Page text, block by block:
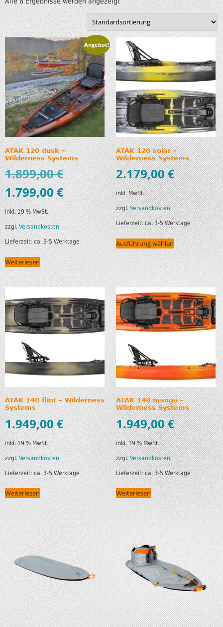
Angebot!
ATAK 120 dusk –
Wilderness Systems
1.899,00€
1.799,00€
inkl. 19 % MwSt.
zzgl.Versandkosten
Lieferzeit:ca. 3-5 Werktage
Weiterlesen
ATAK 120 solar –
Wilderness Systems
2.179,00€
inkl. MwSt.
zzgl.Versandkosten
Lieferzeit:ca. 3-5 Werktage
Ausführung wählen
ATAK 140 flint – Wilderness
Systems
1.949,00€
inkl. 19 % MwSt.
zzgl.Versandkosten
Lieferzeit:ca. 3-5 Werktage
Weiterlesen
ATAK 140 mango –
Wilderness Systems
1.949,00€
inkl. 19 % MwSt.
zzgl.Versandkosten
Lieferzeit:ca. 3-5 Werktage
Weiterlesen